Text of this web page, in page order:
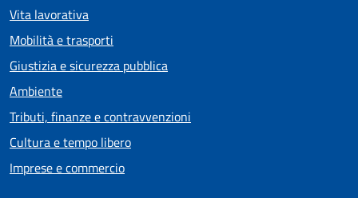
Vita lavorativa
Mobilità e trasporti
Giustizia e sicurezza pubblica
Ambiente
Tributi, finanze e contravvenzioni
Cultura e tempo libero
Imprese e commercio